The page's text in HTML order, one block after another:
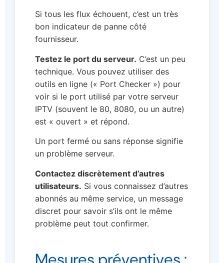
Si tous les flux échouent, c’est un très
bon indicateur de panne côté
fournisseur.
Testez le port du serveur. C’est un peu
technique. Vous pouvez utiliser des
outils en ligne (« Port Checker ») pour
voir si le port utilisé par votre serveur
IPTV (souvent le 80, 8080, ou un autre)
est « ouvert » et répond.
Un port fermé ou sans réponse signifie
un problème serveur.
Contactez discrètement d’autres
utilisateurs. Si vous connaissez d’autres
abonnés au même service, un message
discret pour savoir s’ils ont le même
problème peut tout confirmer.